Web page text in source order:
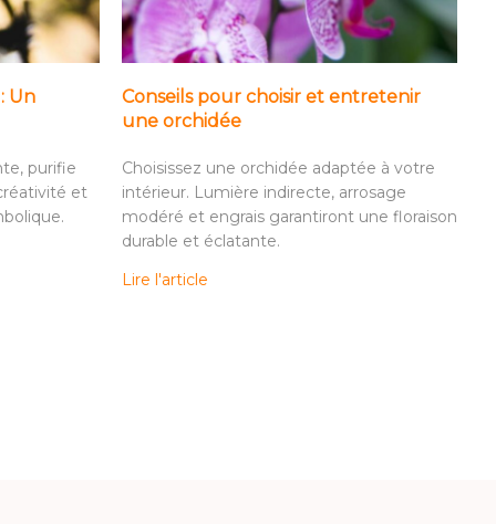
Un
purifie
et
Conseils pour choisir et entretenir
une orchidée
Choisissez une orchidée adaptée à votre
intérieur. Lumière indirecte, arrosage
modéré et engrais garantiront une floraison
durable et éclatante.
Lire l'article